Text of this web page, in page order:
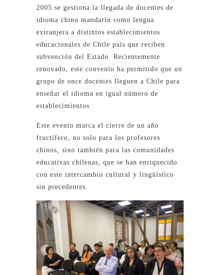
2005 se gestiona la llegada de docentes de
idioma chino mandarín como lengua
extranjera a distintos establecimientos
educacionales de Chile país que reciben
subvención del Estado. Recientemente
renovado, este convenio ha permitido que un
grupo de once docentes lleguen a Chile para
enseñar el idioma en igual número de
establecimientos
Este evento marca el cierre de un año
fructífero, no solo para los profesores
chinos, sino también para las comunidades
educativas chilenas, que se han enriquecido
con este intercambio cultural y lingüístico
sin precedentes.